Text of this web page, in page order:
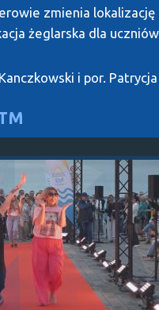
zmienia lokalizację
żeglarska dla uczniów
i por. Patrycja